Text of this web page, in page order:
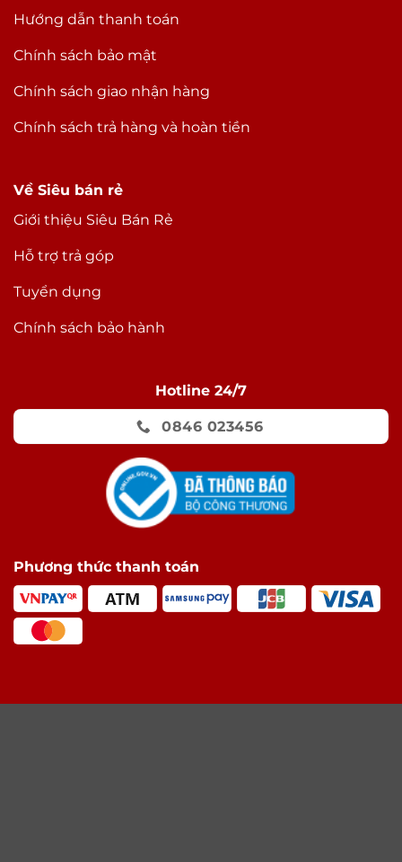
Hướng dẫn thanh toán
Chính sách bảo mật
Chính sách giao nhận hàng
Chính sách trả hàng và hoàn tiền
Về Siêu bán rẻ
Giới thiệu Siêu Bán Rẻ
Hỗ trợ trả góp
Tuyển dụng
Chính sách bảo hành
Hotline 24/7
0846 023456
Phương thức thanh toán